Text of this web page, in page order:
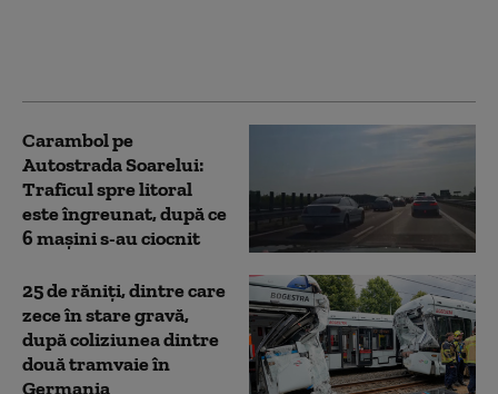
Carambol pe
Autostrada Soarelui:
Traficul spre litoral
este îngreunat, după ce
6 mașini s-au ciocnit
25 de răniţi, dintre care
zece în stare gravă,
după coliziunea dintre
două tramvaie în
Germania